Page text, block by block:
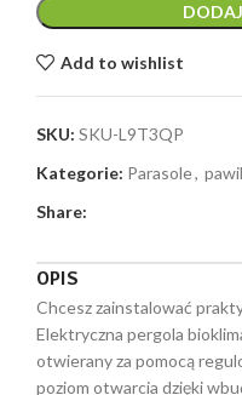
Add to wishlist
SKU: SKU-L9T3QP
Kategorie: Parasole,
Share:
OPIS
Chcesz zainstalować
Elektryczna pergola
otwierany za pomocą
poziom otwarcia dzięki